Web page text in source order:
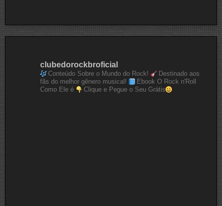
clubedorockbroficial
Conteúdo Sobre o Mundo do Rock!
Destinado aos
fãs do melhor gênero musical!
Ebook O Rock n'Roll
Como Ele é
Clique e Pegue o Seu Grátis